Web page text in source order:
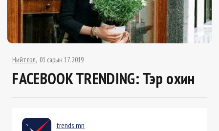
Нийтлэл 01 сарын 17, 2019
FACEBOOK TRENDING: Тэр охин
trends.mn